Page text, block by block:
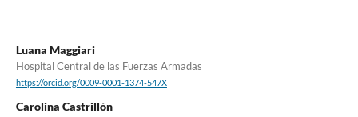
Luana Maggiari
Hospital Central de las Fuerzas Armadas
https://orcid.org/0009-0001-1374-547X
Carolina Castrillón